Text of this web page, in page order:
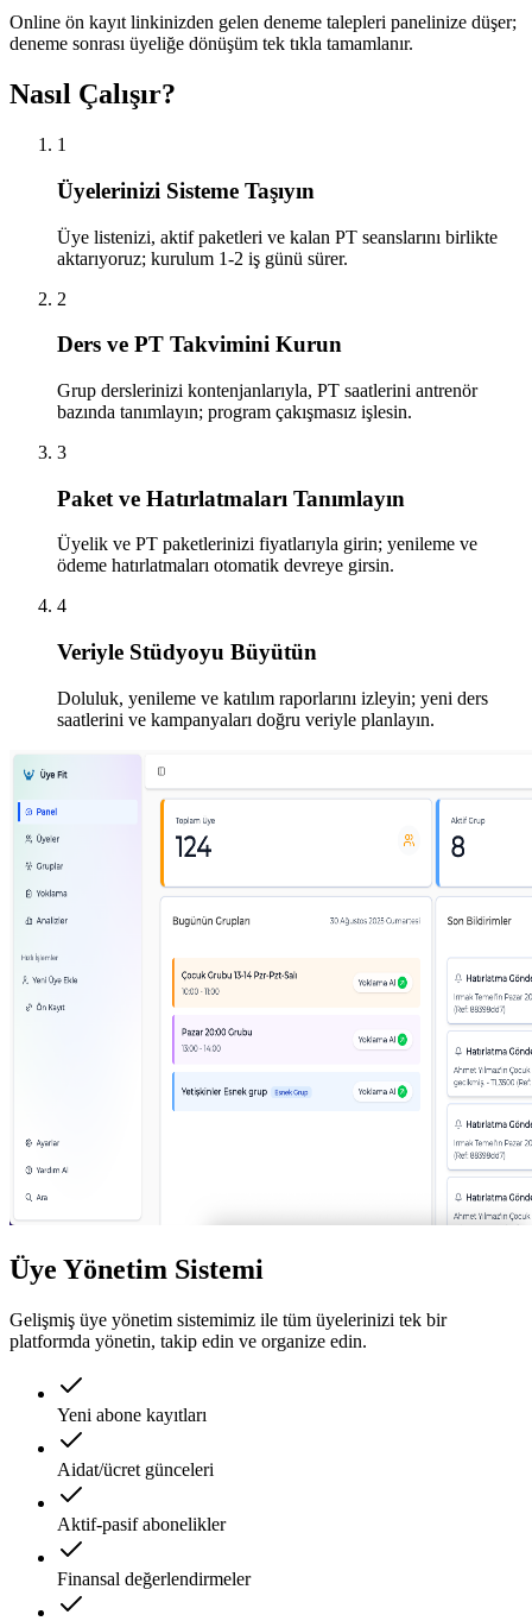
Online ön kayıt linkinizden gelen deneme talepleri panelinize düşer;
deneme sonrası üyeliğe dönüşüm tek tıkla tamamlanır.
Nasıl Çalışır?
1
Üyelerinizi Sisteme Taşıyın
Üye listenizi, aktif paketleri ve kalan PT seanslarını birlikte
aktarıyoruz; kurulum 1-2 iş günü sürer.
2
Ders ve PT Takvimini Kurun
Grup derslerinizi kontenjanlarıyla, PT saatlerini antrenör
bazında tanımlayın; program çakışmasız işlesin.
3
Paket ve Hatırlatmaları Tanımlayın
Üyelik ve PT paketlerinizi fiyatlarıyla girin; yenileme ve
ödeme hatırlatmaları otomatik devreye girsin.
4
Veriyle Stüdyoyu Büyütün
Doluluk, yenileme ve katılım raporlarını izleyin; yeni ders
saatlerini ve kampanyaları doğru veriyle planlayın.
Üye Yönetim Sistemi
Gelişmiş üye yönetim sistemimiz ile tüm üyelerinizi tek bir
platformda yönetin, takip edin ve organize edin.
Yeni abone kayıtları
Aidat/ücret günceleri
Aktif-pasif abonelikler
Finansal değerlendirmeler